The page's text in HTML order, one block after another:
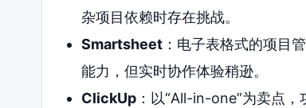
杂项目依赖时存在挑战。
Smartsheet：电子表格式的项目
能力，但实时协作体验稍逊。
ClickUp：以“All-in-one”为卖点，